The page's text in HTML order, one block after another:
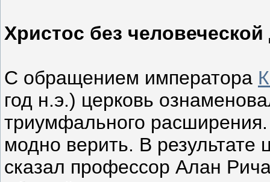
Христос без
С обращением императора
год н.э.) церковь
триумфального
модно верить. В
сказал профессор Алан